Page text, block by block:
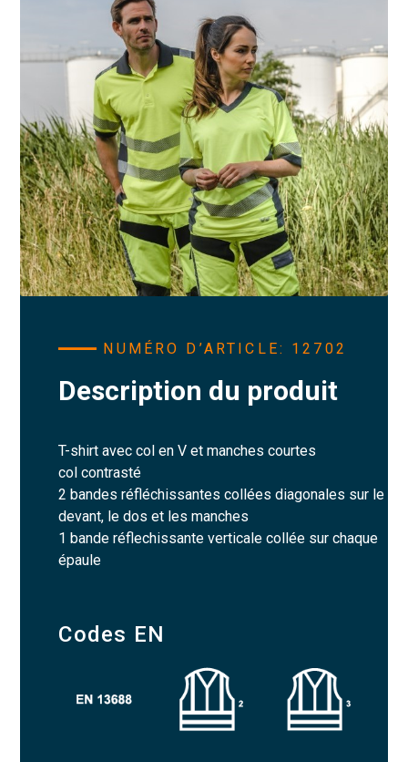
NUMÉRO D’ARTICLE: 12702
Description du produit
T-shirt avec col en V et manches courtes
col contrasté
2 bandes réfléchissantes collées diagonales sur le
devant, le dos et les manches
1 bande réflechissante verticale collée sur chaque
épaule
Codes EN